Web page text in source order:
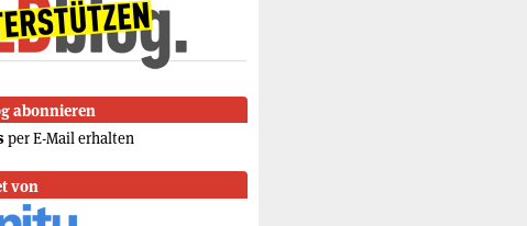
abonnieren
per E-Mail erhalten
von